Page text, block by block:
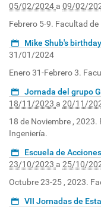
05/02/2024 a 09/02/
Febrero 5-9. Facultad de
Mike Shub's
31/01/2024
Enero 31-Febrero 3.
Jornada del grupo
18/11/2023 a 20/11/
18 de Noviembre , 2023.
Ingeniería.
Escuela de
23/10/2023 a 25/10/
Octubre 23-25 , 2023.
VII Jornadas de